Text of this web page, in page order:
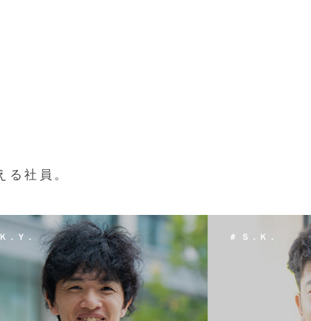
社員。
．Ｋ． ＃ Ｔ．Ｈ．